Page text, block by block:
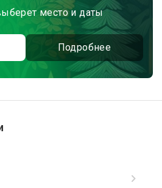
место и даты
Подробнее